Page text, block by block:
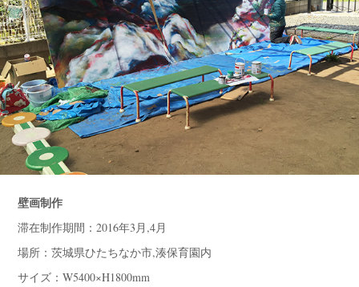
壁画制作
滞在制作期間：2016年3月,4月
場所：茨城県ひたちなか市,湊保育園内
サイズ：W5400×H1800mm